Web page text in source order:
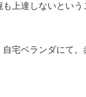
上達しないとい
宅ベランダにて